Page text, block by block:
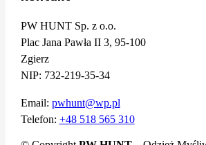
PW HUNT Sp. z o.o.
Plac Jana Pawła II 3, 95-100
Zgierz
NIP: 732-219-35-34
Email: pwhunt@wp.pl
Telefon: +48 518 565 310